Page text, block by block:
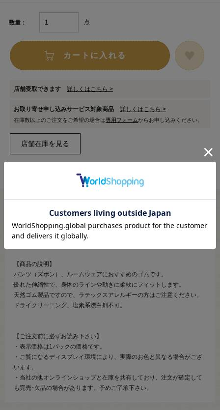
数量： 点
カートに入れる
店舗受取できます 詳しくはこちら >
お取り寄せ申し込みサービス対象商品 詳しくはこちら >
在庫数以上のご注文をご希望の場合は専用フォームからお申し込みください。
●素材：ポリエステル54％ 天然ゴム46％
●伸び率：約3.2倍
●日本製
【商品の説明】
パンツ（ズボン）、ルームウェアにおすすめのゴムです。
優れた伸縮性で、身体のラインや動きに柔軟にフィットします。
天然ゴム製品ですので、ラテックスアレルギーの方はご注意ください。
ドライクリーニング、塩素系漂白剤不可。
【ご注文前に必ずお読み下さい】
・表示価格は1パックの価格です。
・ご覧になるディスプレイ環境により、実際のお色と異なる場合がござ
います。
・当社の他オンラインショップと在庫を共有しており、注文が確定して
も完売･欠品の場合があります。予めご了承下さい。